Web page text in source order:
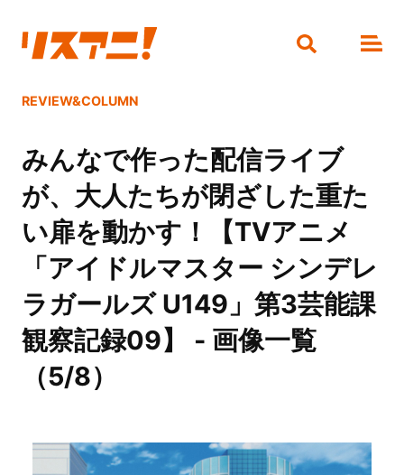
REVIEW&COLUMN
みんなで作った配信ライブ
が、大人たちが閉ざした重た
い扉を動かす！【TVアニメ
「アイドルマスター シンデレ
ラガールズ U149」第3芸能課
観察記録09】 - 画像一覧
（5/8）